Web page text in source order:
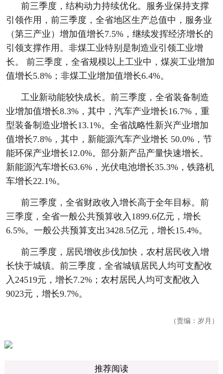
前三季度，结构动力持续优化。服务业保持支撑
引领作用，前三季度，全省地区生产总值中，服务业
（第三产业）增加值增长7.5%，继续发挥经济增长的
引领支撑作用。非煤工业特别是制造业引领工业增
长。 前三季度，全省规模以上工业中，煤炭工业增加
值增长5.8%；非煤工业增加值增长6.4%。
工业新动能较快成长。前三季度，全省装备制造
业增加值增长8.3%，其中，汽车产业增长16.7%，重
型装备制造业增长13.1%。全省战略性新兴产业增加
值增长7.8%，其中，新能源汽车产业增长 50.0%，节
能环保产业增长12.0%。部分新产品产量快速增长。
新能源汽车增长63.6%，光伏电池增长35.3%，铁路机
车增长22.1%。
前三季度，全省财政收入增长高于全年目标。前
三季度，全省一般公共预算收入1899.6亿元，增长
6.5%。一般公共预算支出3428.5亿元，增长15.4%。
前三季度，居民增收步伐加快，农村居民收入增
长快于城镇。前三季度，全省城镇居民人均可支配收
入24519元，增长7.2%；农村居民人均可支配收入
9023元，增长9.7%。
（责编：岁月）
推荐阅读